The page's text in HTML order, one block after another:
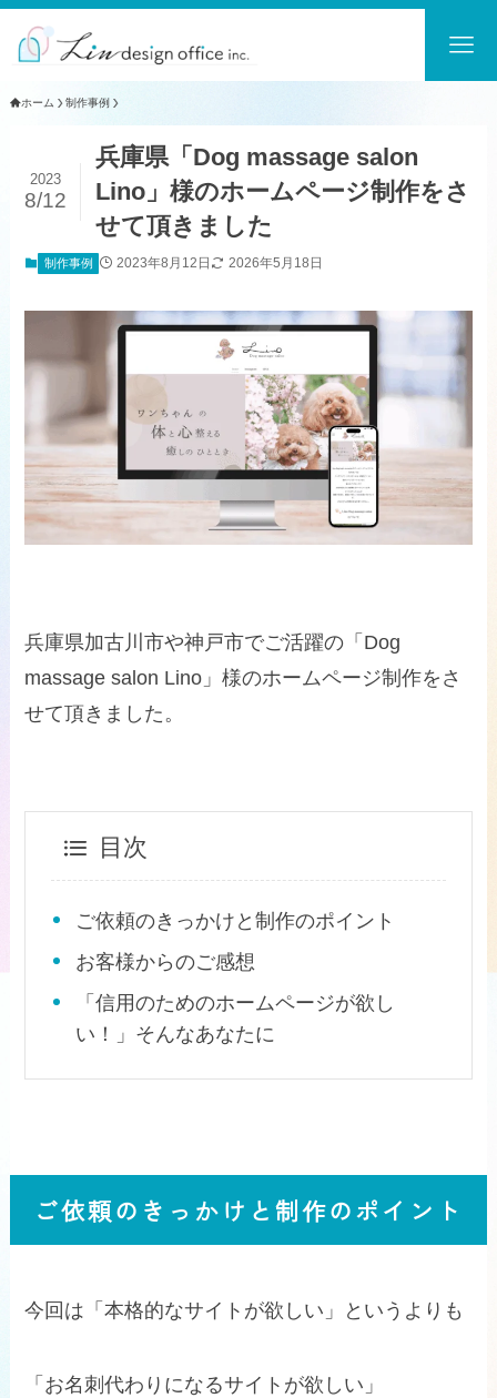
ホーム 制作事例
兵庫県「Dog massage salon
Lino」様のホームページ制作をさ
せて頂きました
2023
8/12
制作事例 2023年8月12日 2026年5月18日
兵庫県加古川市や神戸市でご活躍の「Dog
massage salon Lino」様のホームページ制作をさ
せて頂きました。
目次
ご依頼のきっかけと制作のポイント
お客様からのご感想
「信用のためのホームページが欲し
い！」そんなあなたに
ご依頼のきっかけと制作のポイント
今回は「本格的なサイトが欲しい」というよりも
「お名刺代わりになるサイトが欲しい」